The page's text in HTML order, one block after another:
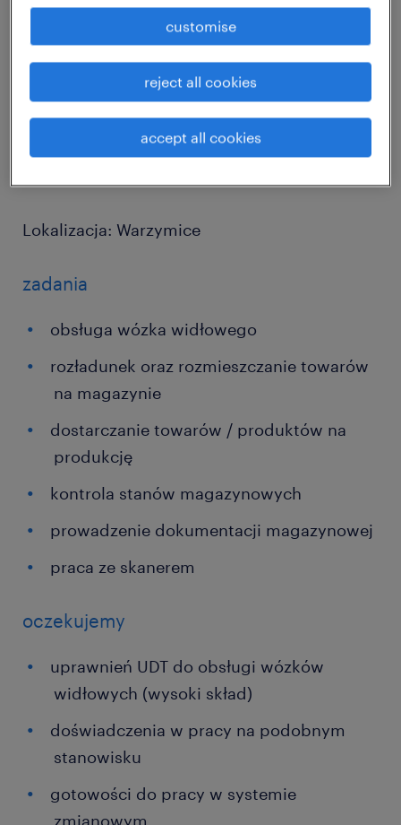
poszukujemy zmotywowanych pracowników
gotowych do podjęcia pracy jako Operator
Wózka Widłowego. Dołącz do zespołu i
rozwijaj swoje umiejętności pod skrzydłami
Randstad!
Lokalizacja: Warzymice
zadania
obsługa wózka widłowego
rozładunek oraz rozmieszczanie towarów
na magazynie
dostarczanie towarów / produktów na
produkcję
kontrola stanów magazynowych
prowadzenie dokumentacji magazynowej
praca ze skanerem
oczekujemy
uprawnień UDT do obsługi wózków
widłowych (wysoki skład)
doświadczenia w pracy na podobnym
stanowisku
gotowości do pracy w systemie
zmianowym
accept all cookies
reject all cookies
customise